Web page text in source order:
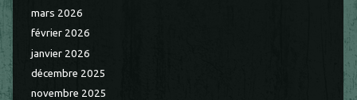
mars 2026
février 2026
janvier 2026
décembre 2025
novembre 2025